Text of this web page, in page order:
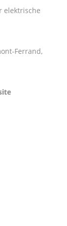
elektrische
Ferrand,